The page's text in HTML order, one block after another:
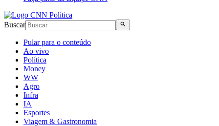
Buscar
Pular para o conteúdo
Ao vivo
Política
Money
WW
Agro
Infra
IA
Esportes
Viagem & Gastronomia